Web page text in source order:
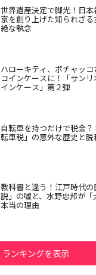
世界遺産決定で脚光！日
京を創り上げた知られざ
絶な執念
ハローキティ、ポチャッ
コインケースに！「サン
インケース」第２弾
自転車を持つだけで税金
転車税」の意外な歴史と
教科書と違う！江戸時代
説」の嘘と、水野忠邦が
本当の理由
ランキングを表示